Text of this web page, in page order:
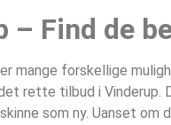
– Find de
mange forskellige
rette tilbud i
som ny. Uanset om